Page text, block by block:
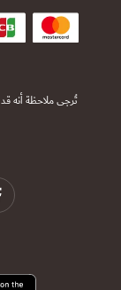
تُرجى ملاحظة أنه